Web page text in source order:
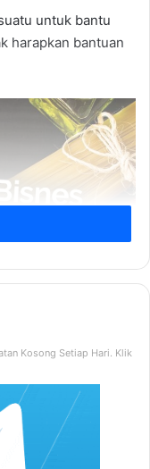
untuk bantu
harapkan bantuan
Kosong Setiap Hari. Klik